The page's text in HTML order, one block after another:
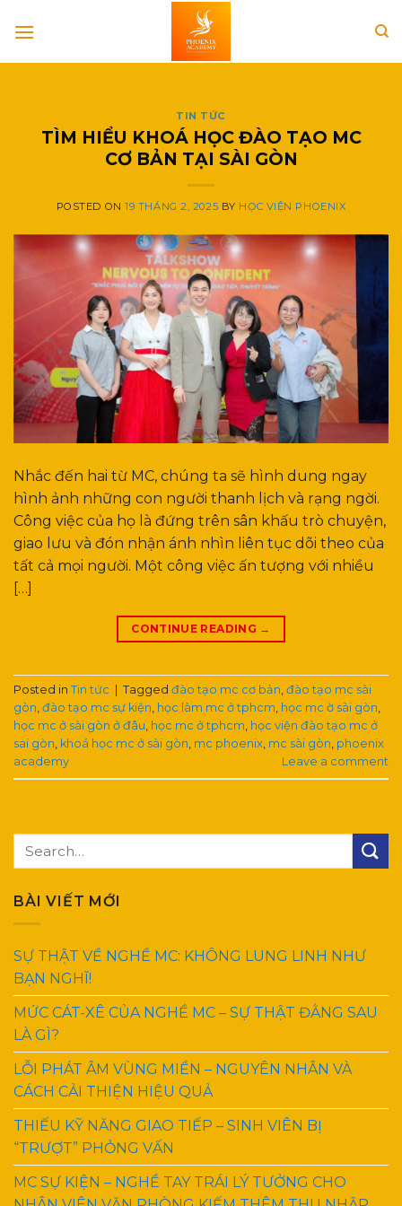
TIN TỨC
TÌM HIỂU KHOÁ HỌC ĐÀO TẠO MC
CƠ BẢN TẠI SÀI GÒN
POSTED ON19 THÁNG 2, 2025 BY HỌC VIỆN PHOENIX
Nhắc đến hai từ MC, chúng ta sẽ hình dung ngay
hình ảnh những con người thanh lịch và rạng ngời.
Công việc của họ là đứng trên sân khấu trò chuyện,
giao lưu và đón nhận ánh nhìn liên tục dõi theo của
tất cả mọi người. Một công việc ấn tượng với nhiều
[…]
CONTINUE READING →
Posted in Tin tức Tagged đào tạo mc cơ bản, đào tạo mc sài
gòn, đào tạo mc sự kiện, học làm mc ở tphcm, học mc ờ sài gòn,
học mc ở sài gòn ở đâu, học mc ở tphcm, học viện đào tạo mc ở
sai gòn, khoá học mc ở sài gòn, mc phoenix, mc sài gòn, phoenix
academy
Leave a comment
BÀI VIẾT MỚI
SỰ THẬT VỀ NGHỀ MC: KHÔNG LUNG LINH NHƯ
BẠN NGHĨ!
MỨC CÁT-XÊ CỦA NGHỀ MC – SỰ THẬT ĐẰNG SAU
LÀ GÌ?
LỖI PHÁT ÂM VÙNG MIỀN – NGUYÊN NHÂN VÀ
CÁCH CẢI THIỆN HIỆU QUẢ
THIẾU KỸ NĂNG GIAO TIẾP – SINH VIÊN BỊ
“TRƯỢT” PHỎNG VẤN
MC SỰ KIỆN – NGHỀ TAY TRÁI LÝ TƯỞNG CHO